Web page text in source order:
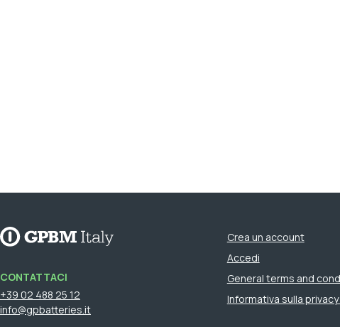
CONTATTACI
+39 02 488 25 12
info@gpbatteries.it
Crea un account
Accedi
General terms and
Informativa sulla